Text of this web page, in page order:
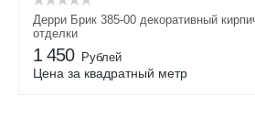
Дерри Брик 385-00 декоративный
отделки
1 450 Рублей
Цена за квадратный метр